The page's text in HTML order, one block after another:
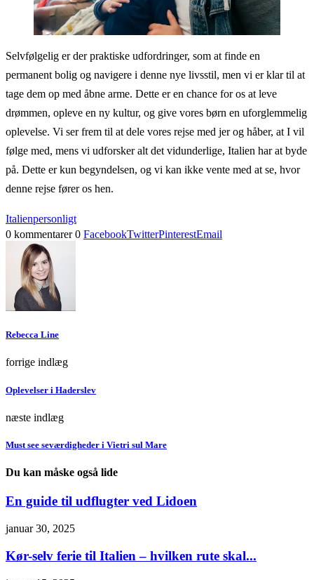
Selvfølgelig er der praktiske udfordringer, som at finde en
permanent bolig og navigere i denne nye livsstil, men vi er klar til at
tage dem op med åbne arme. Dette er en chance for os at leve
drømmen, opleve en ny kultur, og give vores børn en uforglemmelig
oplevelse. Vi ser frem til at dele vores rejse med jer og håber, at I vil
følge med, mens vi udforsker alt det vidunderlige, Italien har at byde
på. Dette er kun begyndelsen, og vi kan ikke vente med at se, hvor
denne rejse fører os hen.
Italienpersonligt
0 kommentarer 0 FacebookTwitterPinterestEmail
Rebecca Line
forrige indlæg
Oplevelser i Haderslev
næste indlæg
Must see seværdigheder i Vietri sul Mare
Du kan måske også lide
En guide til udflugter ved Lidoen
januar 30, 2025
Kør-selv ferie til Italien – hvilken rute skal...